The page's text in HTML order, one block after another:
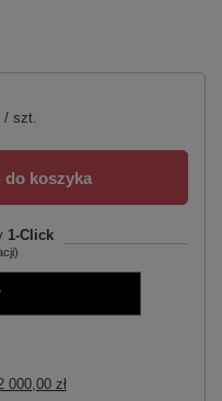
/ szt.
do koszyka
1-Click
000,00 zł